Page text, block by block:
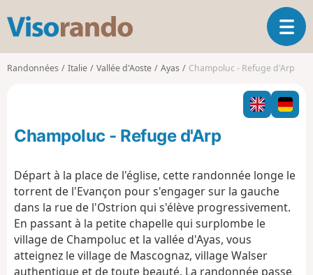
s
o
o
O
u
i
r
l
v
g
o
Randonnées Italie Vallée d'Aoste Ayas Champoluc - Refuge d'Arp
Champoluc - Refuge d'Arp
Départ à la place de l'église, cette randonnée longe le
torrent de l'Evançon pour s'engager sur la gauche
dans la rue de l'Ostrion qui s'élève progressivement.
En passant à la petite chapelle qui surplombe le
village de Champoluc et la vallée d'Ayas, vous
atteignez le village de Mascognaz, village Walser
authentique et de toute beauté. La randonnée passe